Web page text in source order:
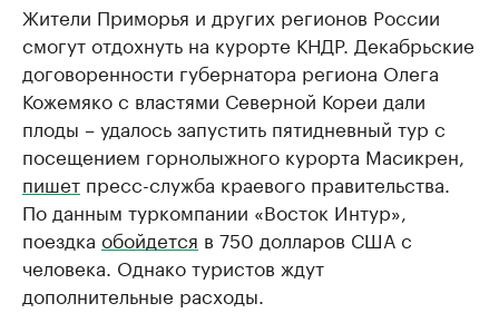
Жители Приморья и других регионов России
смогут отдохнуть на курорте КНДР. Декабрьские
договоренности губернатора региона Олега
Кожемяко с властями Северной Кореи дали
плоды – удалось запустить пятидневный тур с
посещением горнолыжного курорта Масикрен,
пишет пресс-служба краевого правительства.
По данным туркомпании «Восток Интур»,
поездка обойдется в 750 долларов США с
человека. Однако туристов ждут
дополнительные расходы.